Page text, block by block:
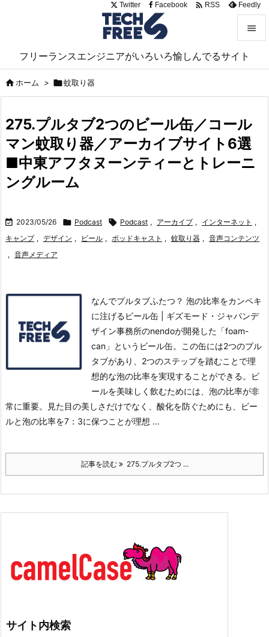
フリーランスエンジニアがいろいろ愉しんでるサイト


サイド
前へ

次へ
Twitter Facebook  RSS Feedly
ホーム > 蚊取り器
275.プルタブ2つのビール缶／コール
マン蚊取り器／アーカイブサイト6選
■中東アフタヌーンティーとトレーニ
ングルーム
 2023/05/26  Podcast  Podcast , アーカイブ , インターネット ,
キャンプ , デザイン , ビール , ポッドキャスト , 蚊取り器 , 音声コンテンツ
, 音声メディア
なんでプルタブふたつ？ 泡の比率をカンペキ
に注げるビール缶 | ギズモード・ジャパンデ
ザイン事務所のnendoが開発した「foam-
can」というビール缶。この缶には2つのプル
タブがあり、2つのステップを踏むことで理
想的な泡の比率を実現することができる。
ビ
ールを美味しく飲むためには、泡の比率が非
常に重要。見た目の美しさだけでなく、酸化を防ぐためにも、ビー
ルと泡の比率を7：3に保つことが理想 ...
記事を読む 275.プルタブ2つ ...
サイト内検索